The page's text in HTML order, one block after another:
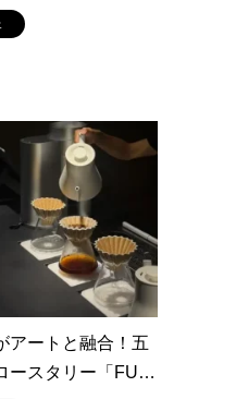
アートと融合！五
ースタリー「FU…